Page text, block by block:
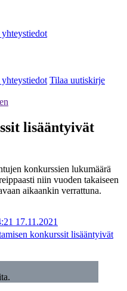
Tilaa uutiskirje
lisääntyivät
konkurssien lukumäärä
niin vuoden takaiseen
aikaankin verrattuna.
17.11.2021
konkurssit lisääntyivät